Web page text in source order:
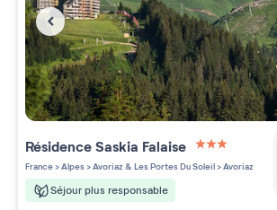
RésidenceSaskia Falaise
3 étoiles sur 5
France>Alpes>Avoriaz & Les Portes Du Soleil>Avoriaz
Séjour plus responsable